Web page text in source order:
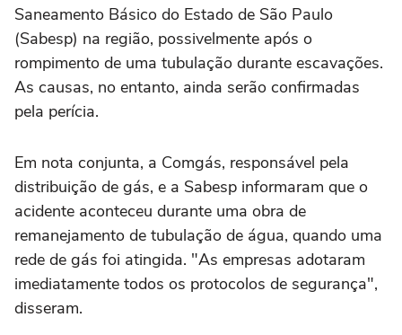
Saneamento Básico do Estado de São Paulo
(Sabesp) na região, possivelmente após o
rompimento de uma tubulação durante escavações.
As causas, no entanto, ainda serão confirmadas
pela perícia.
Em nota conjunta, a Comgás, responsável pela
distribuição de gás, e a Sabesp informaram que o
acidente aconteceu durante uma obra de
remanejamento de tubulação de água, quando uma
rede de gás foi atingida. "As empresas adotaram
imediatamente todos os protocolos de segurança",
disseram.